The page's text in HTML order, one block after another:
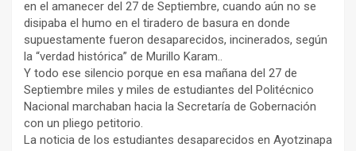
en el amanecer del 27 de Septiembre, cuando aún no se
disipaba el humo en el tiradero de basura en donde
supuestamente fueron desaparecidos, incinerados, según
la “verdad histórica” de Murillo Karam..
Y todo ese silencio porque en esa mañana del 27 de
Septiembre miles y miles de estudiantes del Politécnico
Nacional marchaban hacia la Secretaría de Gobernación
con un pliego petitorio.
La noticia de los estudiantes desaparecidos en Ayotzinapa